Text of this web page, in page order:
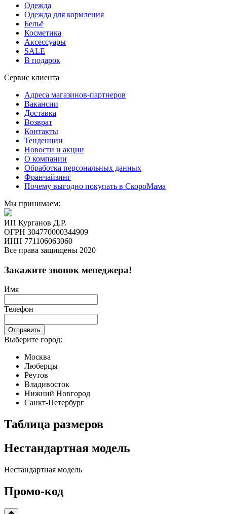
Одежда
Одежда для кормления
Бельё
Косметика
Аксессуары
SALE
В подарок
Сервис клиента
Адреса магазинов-партнеров
Вакансии
Доставка
Возврат
Контакты
Тенденции
Новости и акции
О компании
Обработка персональных данных
Франчайзинг
Почему выгодно покупать в СкороМама
Мы принимаем:
ИП Курганов Д.Р.
ОГРН 304770000344909
ИНН 771106063060
Все права защищены 2020
Закажите звонок менеджера!
Имя
Телефон
Отправить
Выберите город:
Москва
Люберцы
Реутов
Владивосток
Нижний Новгород
Санкт-Петербург
Таблица размеров
Нестандартная модель
Нестандартная модель
Промо-код